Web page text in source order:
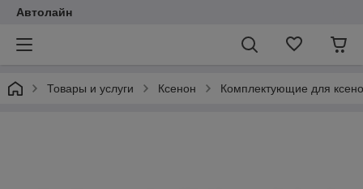
Автолайн
Товары и услуги Ксенон Комплектующие для